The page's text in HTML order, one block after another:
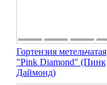
Гортензия метельчатая
"Pink Diamond" (Пинк
Даймонд)